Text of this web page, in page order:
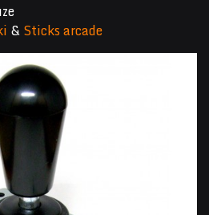
& Sticks arcade